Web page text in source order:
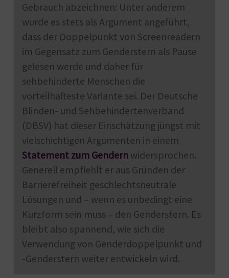
Gebrauch abzeichnen: Unter anderem
wurde es stets als Argument angeführt,
dass der Doppelpunkt von Screenreadern
im Gegensatz zum Genderstern als Pause
gelesen werde und daher für
sehbehinderte Menschen die
vorteilhafteste Variante sei. Der Deutsche
Blinden- und Sehbehindertenverband
(DBSV) hat dieser Einschätzung jüngst mit
vielschichtigen Argumenten in einem
Statement zum Gendernwidersprochen.
Generell empfiehlt er aus Gründen der
Barrierefreiheit geschlechtsneutrale
Lösungen und – wenn es unbedingt eine
Kurzform sein muss – den Genderstern. Es
bleibt also spannend, wie sich die
Verwendung von Genderdoppelpunkt und
-Genderstern weiter entwickeln wird.